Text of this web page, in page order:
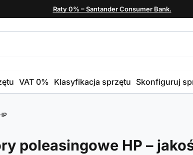
Raty 0% – Santander Consumer Bank.
VAT 0% Klasyfikacja sprzętu Skonfiguruj
poleasingowe HP –